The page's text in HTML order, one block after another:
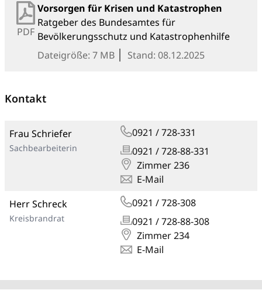
PDF
Vorsorgen für Krisen und Katastrophen
Ratgeber des Bundesamtes für
Bevölkerungsschutz und Katastrophenhilfe
Dateigröße: 7 MB
Stand: 08.12.2025
Kontakt
Frau Schriefer
Sachbearbeiterin
0921 / 728-331
0921 / 728-88-331
Zimmer 236
E-Mail
Herr Schreck
Kreisbrandrat
0921 / 728-308
0921 / 728-88-308
Zimmer 234
E-Mail